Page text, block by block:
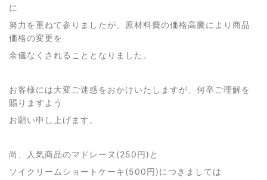
に
努力を重ねて参りましたが、原材料費の価格高騰により商品
価格の変更を
余儀なくされることとなりました。
お客様には大変ご迷惑をおかけいたしますが、何卒ご理解を
賜りますよう
お願い申し上げます。
尚、人気商品のマドレーヌ (250円) と
ソイクリームショートケーキ (500円)につきましては